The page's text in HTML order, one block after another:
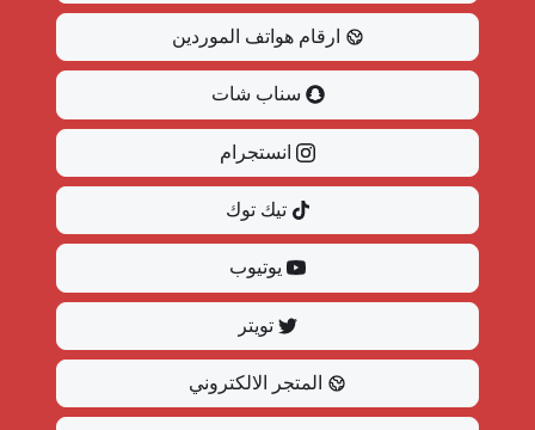
ارقام هواتف الموردين
سناب شات
انستجرام
تيك توك
يوتيوب
تويتر
المتجر الالكتروني